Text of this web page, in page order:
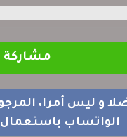
مشاركة
و ليس أمرا،
الواتساب باستعمال